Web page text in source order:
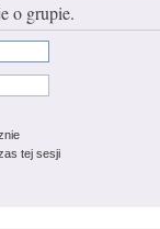
o grupie.
tej sesji